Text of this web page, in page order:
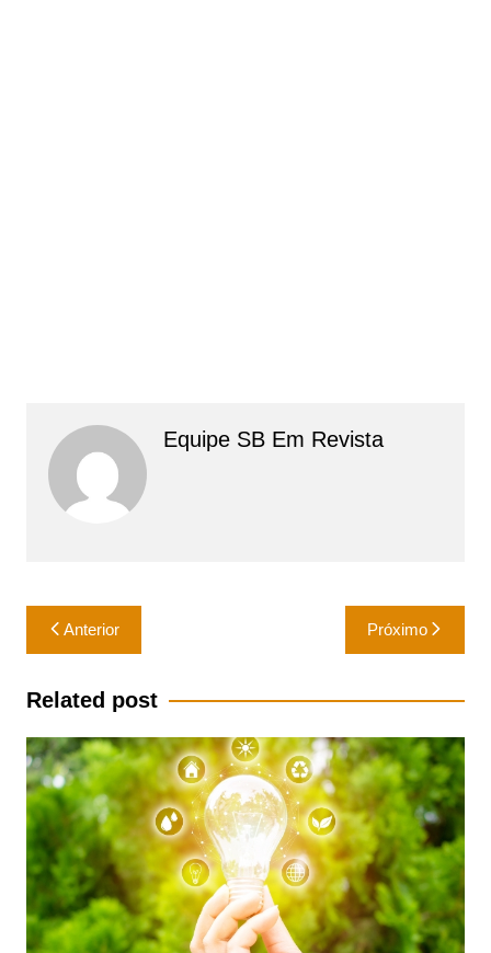
Equipe SB Em Revista
Navegação
de
Post
Anterior Próximo
Related post